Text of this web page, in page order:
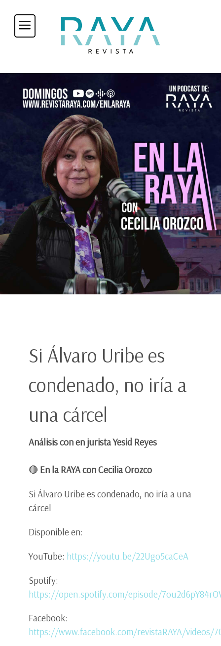
Si Álvaro Uribe es
condenado, no iría a
una cárcel
Análisis con en jurista Yesid Reyes
🔴 En la RAYA con Cecilia Orozco
Si Álvaro Uribe es condenado, no iría a una
cárcel
Disponible en:
YouTube: https://youtu.be/22Ugo5caCeA
Spotify:
https://open.spotify.com/episode/
Facebook:
https://www.facebook.com/revistaRAYA/videos/